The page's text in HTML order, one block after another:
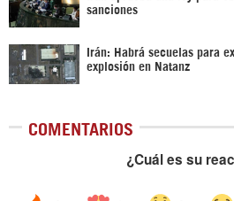
sanciones
Irán: Habrá secuelas para
explosión en Natanz
COMENTARIOS